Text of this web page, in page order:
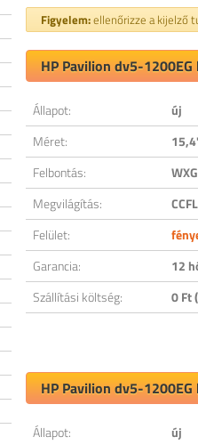
Figyelem:ellenőrizze a kijelző
HP Pavilion dv5-
Állapot:
új
Méret:
Felbontás:
Megvilágítás:
CCFL
Felület:
Garancia:
12
Szállítási költség:
0 Ft
HP Pavilion dv5-
Állapot:
új